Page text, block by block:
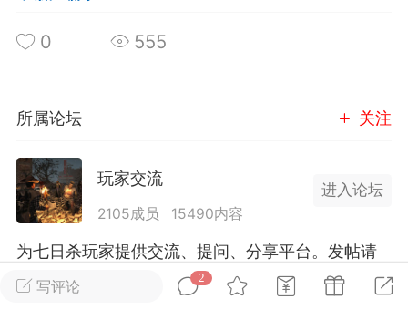
单机辅助引流私下售卖服务器外挂！
环境，中文网特此发布以下声明，规范
模组的发布行为：1. *...
汉
72 2.21w
大人
Lv.8
写评论
2
0 555
所属论坛 关注
玩家交流
2105成员 15490内容
进入论坛
为七日杀玩家提供交流、提问、分享平台。发帖请
遵守中国法律规则，拒绝违法信息！